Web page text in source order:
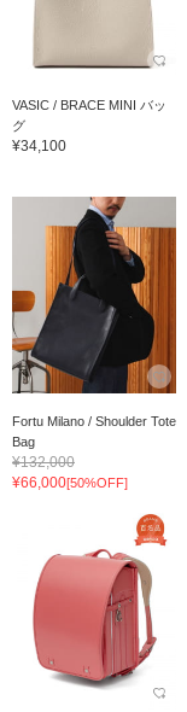
VASIC / BRACE MINI バッ
グ
¥34,100
Fortu Milano / Shoulder Tote
Bag
¥132,000
¥66,000[50%OFF]